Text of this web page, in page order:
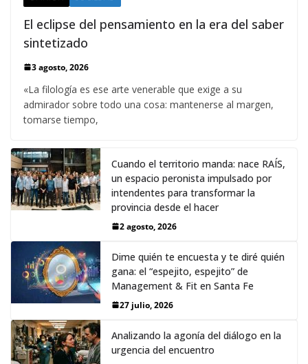
El eclipse del pensamiento en la era del saber
sintetizado
3 agosto, 2026
«La filología es ese arte venerable que exige a su
admirador sobre todo una cosa: mantenerse al margen,
tomarse tiempo,
Cuando el territorio manda: nace RAÍS,
un espacio peronista impulsado por
intendentes para transformar la
provincia desde el hacer
2 agosto, 2026
Dime quién te encuesta y te diré quién
gana: el “espejito, espejito” de
Management & Fit en Santa Fe
27 julio, 2026
Analizando la agonía del diálogo en la
urgencia del encuentro